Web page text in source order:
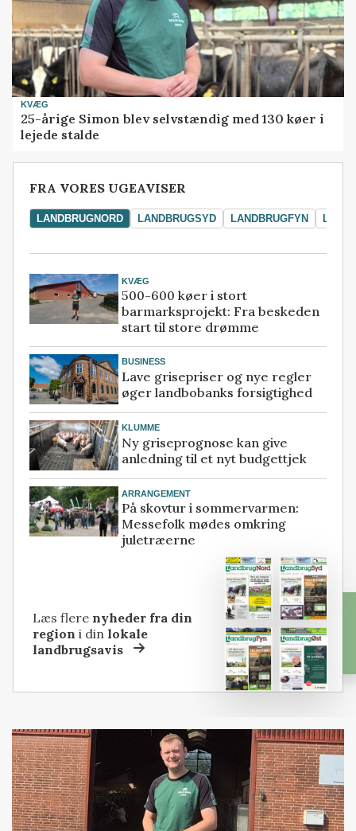
KVÆG
25-årige Simon blev selvstændig med 130 køer i
lejede stalde
FRA VORES UGEAVISER
LANDBRUGNORD LANDBRUGSYD LANDBRUGFYN
KVÆG
500-600 køer i stort
barmarksprojekt: Fra beskeden
start til store drømme
BUSINESS
Lave grisepriser og nye regler
øger landbobanks forsigtighed
KLUMME
Ny griseprognose kan give
anledning til et nyt budgettjek
ARRANGEMENT
På skovtur i sommervarmen:
Messefolk mødes omkring
juletræerne
Læs flere nyheder fra din
region i dinlokale
landbrugsavis